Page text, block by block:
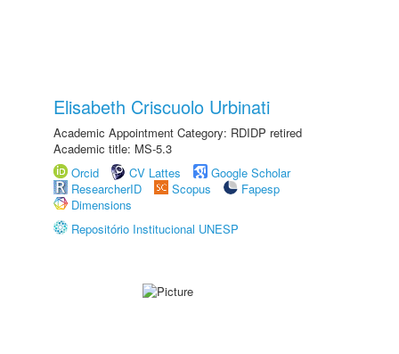
Elisabeth Criscuolo Urbinati
Academic Appointment Category: RDIDP retired
Academic title: MS-5.3
Orcid
CV Lattes
Google Scholar
ResearcherID
Scopus
Fapesp
Dimensions
Repositório Institucional UNESP